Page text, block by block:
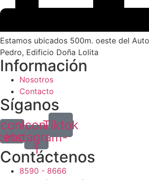
Estamos ubicados 500m. oeste del
Pedro, Edificio Doña Lolita
Información
Nosotros
Contacto
Síganos
Icon-
instagram-
1
Tiktok
Contáctenos
8590 - 8666